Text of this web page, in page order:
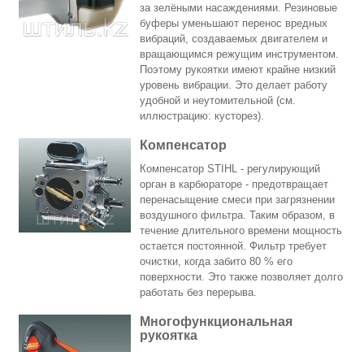
за зелёными насаждениями. Резиновые
буферы уменьшают перенос вредных
вибраций, создаваемых двигателем и
вращающимся режущим инструментом.
Поэтому рукоятки имеют крайне низкий
уровень вибрации. Это делает работу
удобной и неутомительной (см.
иллюстрацию: кусторез).
Компенсатор
Компенсатор STIHL - регулирующий
орган в карбюраторе - предотвращает
перенасыщение смеси при загрязнении
воздушного фильтра. Таким образом, в
течение длительного времени мощность
остается постоянной. Фильтр требует
очистки, когда забито 80 % его
поверхности. Это также позволяет долго
работать без перерыва.
Многофункциональная
рукоятка